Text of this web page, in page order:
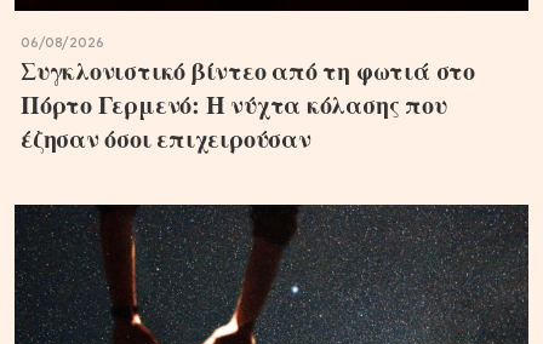
06/08/2026
Συγκλονιστικό βίντεο από τη φωτιά στο
Πόρτο Γερμενό: Η νύχτα κόλασης που
έζησαν όσοι επιχειρούσαν